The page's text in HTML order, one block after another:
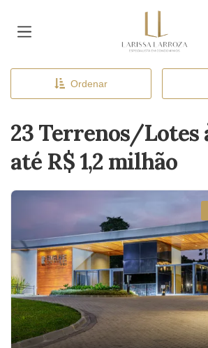
Ordenar
23 Terrenos/Lotes
até R$ 1,2 milhão